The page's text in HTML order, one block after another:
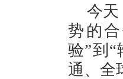
今
势的
验”到
通、全